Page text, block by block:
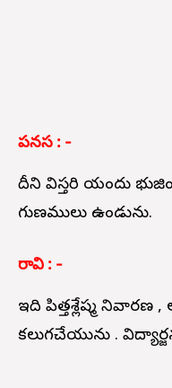
పనస : -
దీని విస్తరి యందు
గుణములు ఉండును.
రావి : -
ఇది పిత్తశ్లేష్మ నివారణ ,
కలుగచేయును .